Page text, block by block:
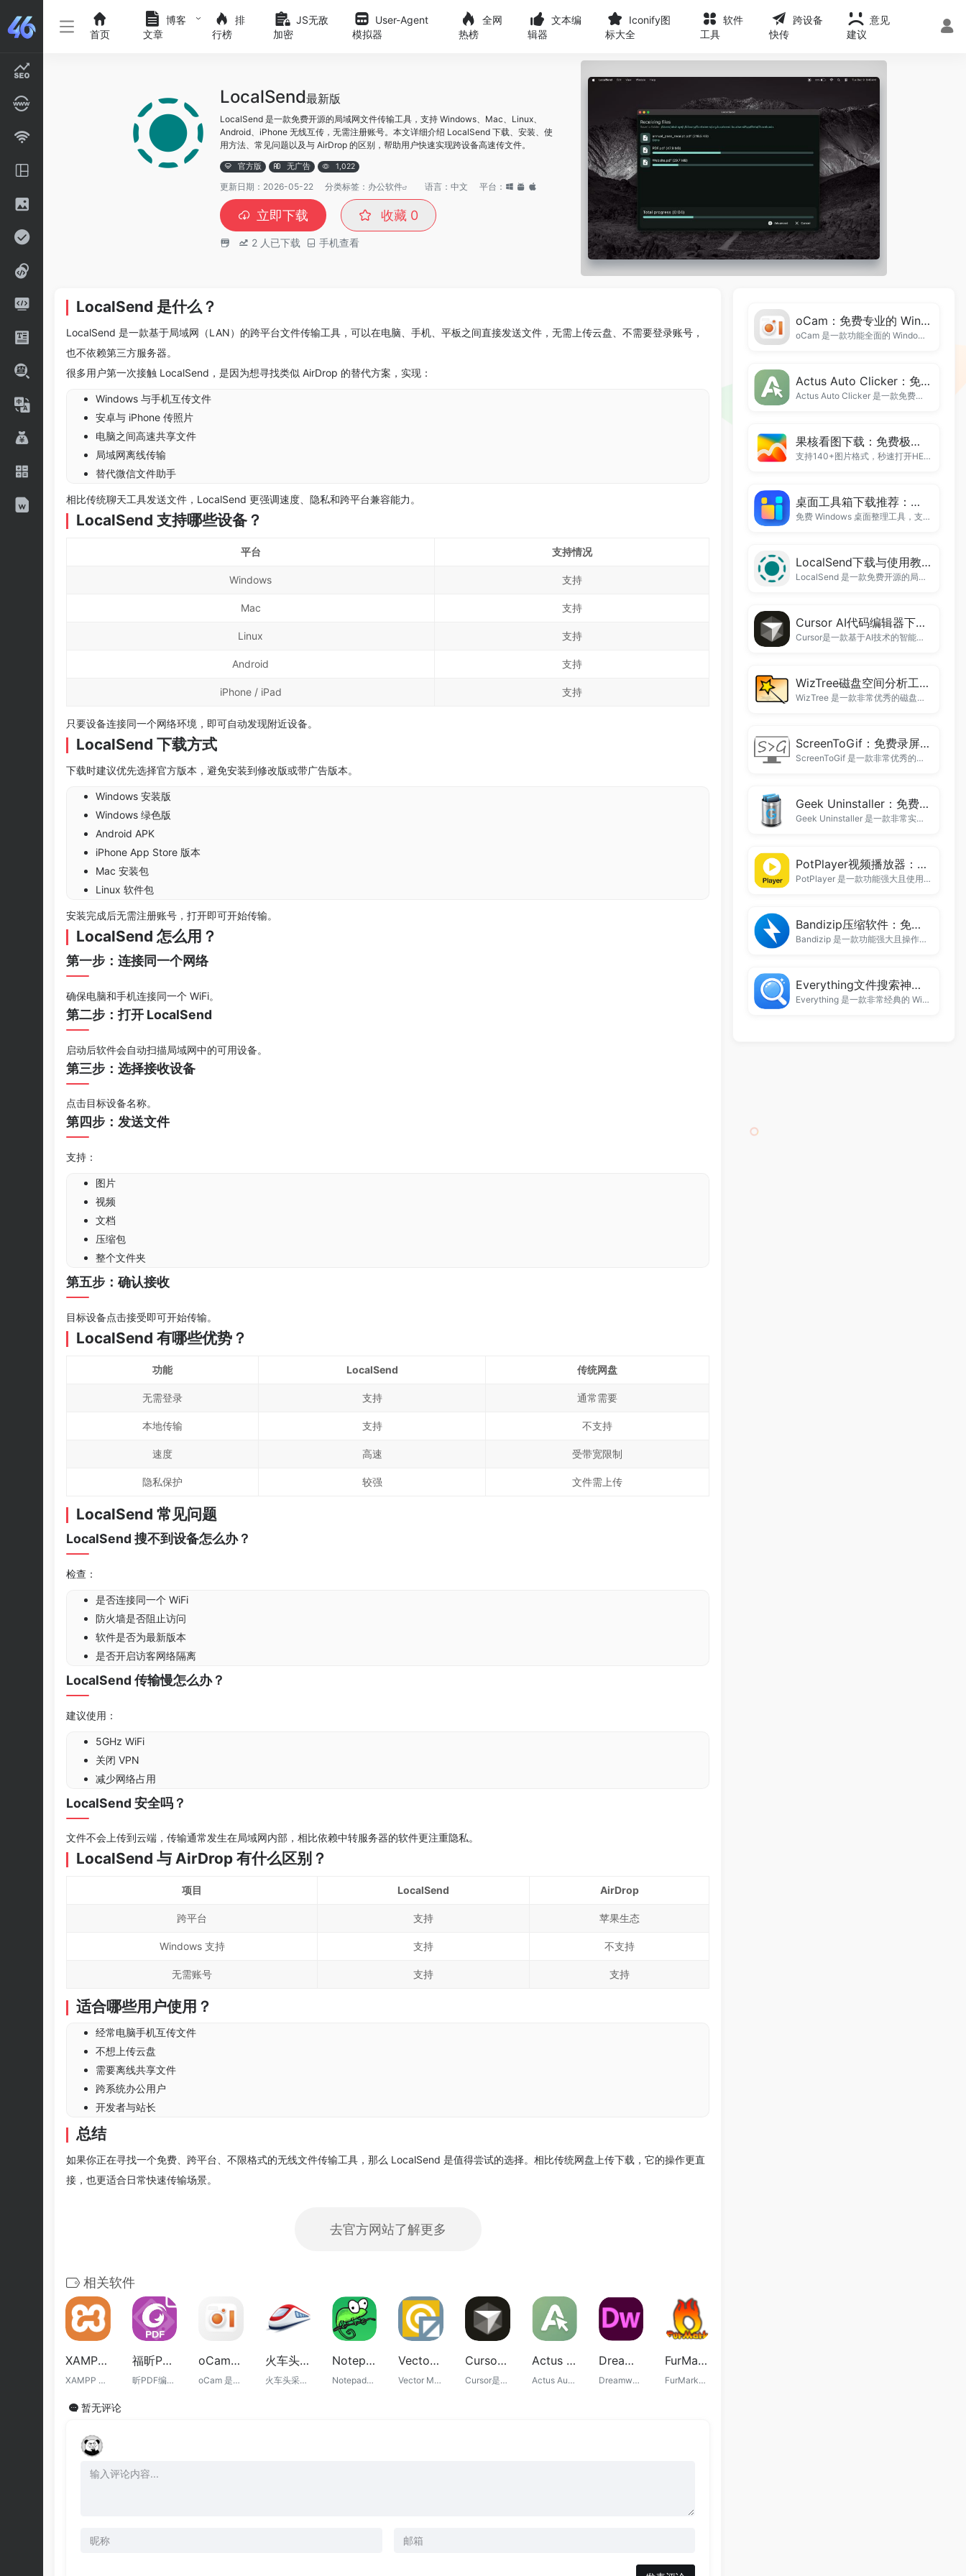
首页
博客
文章
排
行榜
JS无敌
加密
User-Agent
模拟器
全网
热榜
文本编
辑器
Iconify图
标大全
软件
工具
跨设备
快传
意见
建议
LocalSend最新版
LocalSend 是一款免费开源的局域网文件传输工具，支持 Windows、Mac、Linux、
Android、iPhone 无线互传，无需注册账号。本文详细介绍 LocalSend 下载、安装、使
用方法、常见问题以及与 AirDrop 的区别，帮助用户快速实现跨设备高速传文件。
官方版 无广告 1,022
更新日期：2026-05-22 分类标签： 办公软件 语言：中文 平台：
立即下载 收藏 0
2 人已下载 手机查看
LocalSend 是什么？
LocalSend 是一款基于局域网（LAN）的跨平台文件传输工具，可以在电脑、手机、平板之间直接发送文件，无需上传云盘、不需要登录账号，
也不依赖第三方服务器。
很多用户第一次接触 LocalSend，是因为想寻找类似 AirDrop 的替代方案，实现：
Windows 与手机互传文件
安卓与 iPhone 传照片
电脑之间高速共享文件
局域网离线传输
替代微信文件助手
相比传统聊天工具发送文件，LocalSend 更强调速度、隐私和跨平台兼容能力。
LocalSend 支持哪些设备？
平台 支持情况
Windows 支持
Mac 支持
Linux 支持
Android 支持
iPhone / iPad 支持
只要设备连接同一个网络环境，即可自动发现附近设备。
LocalSend 下载方式
下载时建议优先选择官方版本，避免安装到修改版或带广告版本。
Windows 安装版
Windows 绿色版
Android APK
iPhone App Store 版本
Mac 安装包
Linux 软件包
安装完成后无需注册账号，打开即可开始传输。
LocalSend 怎么用？
第一步：连接同一个网络
确保电脑和手机连接同一个 WiFi。
第二步：打开 LocalSend
启动后软件会自动扫描局域网中的可用设备。
第三步：选择接收设备
点击目标设备名称。
第四步：发送文件
支持：
图片
视频
文档
压缩包
整个文件夹
第五步：确认接收
目标设备点击接受即可开始传输。
LocalSend 有哪些优势？
功能 LocalSend 传统网盘
无需登录 支持 通常需要
本地传输 支持 不支持
速度 高速 受带宽限制
隐私保护 较强 文件需上传
LocalSend 常见问题
LocalSend 搜不到设备怎么办？
检查：
是否连接同一个 WiFi
防火墙是否阻止访问
软件是否为最新版本
是否开启访客网络隔离
LocalSend 传输慢怎么办？
建议使用：
5GHz WiFi
关闭 VPN
减少网络占用
LocalSend 安全吗？
文件不会上传到云端，传输通常发生在局域网内部，相比依赖中转服务器的软件更注重隐私。
LocalSend 与 AirDrop 有什么区别？
项目 LocalSend AirDrop
跨平台 支持 苹果生态
Windows 支持 支持 不支持
无需账号 支持 支持
适合哪些用户使用？
经常电脑手机互传文件
不想上传云盘
需要离线共享文件
跨系统办公用户
开发者与站长
总结
如果你正在寻找一个免费、跨平台、不限格式的无线文件传输工具，那么 LocalSend 是值得尝试的选择。相比传统网盘上传下载，它的操作更直
接，也更适合日常快速传输场景。
去官方网站了解更多
相关软件
XAMPP本地环境搭建工具-PHP+MySQL+Apache一键安装集成包
XAMPP 是最受欢迎的本地 PHP 开发环境，集成 Apache、MariaDB、PHP、Perl，适用于 Windows、Linux 和 macOS，一键安装即可启动完整本地服务器。
福昕PDF编辑器专业版2025-激活中文版, 更强AI与批量处理支持
昕PDF编辑器专业版2025中文激活版重磅发布，新增AI助手、批量替换文本、OFD互转等功能，全面提升办公效率，适合中小企业与个人使用。
oCam：免费专业的 Windows 屏幕录制软件推荐，高清录屏、游戏录制与截图一站式解决方案
oCam 是一款功能全面的 Windows 屏幕录制软件，支持高清录屏、游戏录制、音频同步录制、屏幕截图及多种视频格式导出。本文详细介绍 oCam 的核心功能、使用场景、软件优势和实际体验，帮助你快速了解并选择这款高效、稳定且易于上手的免费录屏工具。
火车头采集器v7.6企业版永久破解版
火车头采集器是一款功能强大的网页数据采集工具，被广泛应用于电商、新闻、SEO优化等领域。它能够自动抓取网页数据，并按照用户的需求进行整理、导出或发布。
Notepad++下载与使用教程 轻量级代码编辑器与文本工具
Notepad++是一款经典文本编辑器软件，广泛用于代码编写、配置文件修改、日志查看及文本处理。凭借启动速度快、插件丰富和占用资源低，长期受到开发者和站长用户欢迎。
Vector Magic：将位图转化为矢量艺术的魔法棒
Vector Magic是一款强大且易于使用的工具，能够将位图图像（如JPEG、PNG、GIF等）精确地转换为高质量的矢量图形（如SVG、EPS、AI、DXF、PDF）。无论是设计师、插画师还是任何需要可缩放矢量图形的用户，Vector Magic都能提供高效且专业的解决方案，其全自动矢量化功能和精细的手动调整选项相结合，让位图到矢量的转换过程如同施展魔法般流畅而精准。
Cursor AI代码编辑器下载,智能编程工具安装教程与使用指南
Cursor是一款基于AI技术的智能代码编辑器，支持自动补全、代码生成与智能优化。本教程提供Cursor软件下载地址、安装方法及使用指南，帮助开发者快速上手AI编程工具，提高开发效率。
Actus Auto Clicker：免费专业的鼠标连点器推荐，支持自动点击、录制回放与智能查找点击
Actus Auto Clicker 是一款免费、轻量且功能强大的鼠标连点器，支持自动点击、录制回放、智能查找点击、自定义热键等功能。本文将详细介绍软件特色、适用场景、使用优势及实际体验，帮助你快速了解并选择这款高效的自动点击工具。
Dreamweaver CS6下载与使用教程 经典网页设计与网站开发工具
Dreamweaver CS6是经典网页制作软件之一，长期用于网页设计、网站开发及前端页面编辑。通过可视化布局与代码编辑结合，提高网页开发效率，适合学习HTML和网站搭建用户。
FurMark显卡压力测试工具2025最新绿色汉化版,支持RTX5090/RX9070
FurMark是一款专业的GPU压力测试工具，支持最新的RTX5090与RX9070显卡，具备稳定性测试、实时监控、自定义参数等功能，适用于游戏玩家与硬件发烧友，提供绿色免安装汉化版本。
暂无评论
oCam：免费专业的 Windows 屏幕录制软件推荐，高清录屏、游戏录制与截图一站式解决方案
oCam 是一款功能全面的 Windows 屏幕录制软件，支持高清录屏、游戏录制、音频同步录制、屏幕截图及多种视频格式导出。本文详细介绍 oCam 的核心功能、使用场景、软件优势和实际体验，帮助你快速了解并选择这款高效、稳定且易于上手的免费录屏工具。
Actus Auto Clicker：免费专业的鼠标连点器推荐，支持自动点击、录制回放与智能查找点击
Actus Auto Clicker 是一款免费、轻量且功能强大的鼠标连点器，支持自动点击、录制回放、智能查找点击、自定义热键等功能。本文将详细介绍软件特色、适用场景、使用优势及实际体验，帮助你快速了解并选择这款高效的自动点击工具。
果核看图下载：免费极速图片查看器，支持 HEIC、RAW、PSD、AVIF 等 140+ 图片格式
支持140+图片格式，秒速打开HEIC、RAW、PSD等文件，轻巧无广告的Windows看图神器。
桌面工具箱下载推荐：免费 Windows 桌面整理神器，让电脑桌面更整洁高效
免费 Windows 桌面整理工具，支持图标分类、多标签收纳和快速搜索，让桌面更整洁高效。
LocalSend下载与使用教程：电脑手机局域网无线传文件工具详解
LocalSend 是一款免费开源的局域网文件传输工具，支持 Windows、Mac、Linux、Android、iPhone 无线互传，无需注册账号。本文详细介绍 LocalSend 下载、安装、使用方法、常见问题以及与 AirDrop 的区别，帮助用户快速实现跨设备高速传文件。
Cursor AI代码编辑器下载,智能编程工具安装教程与使用指南
Cursor是一款基于AI技术的智能代码编辑器，支持自动补全、代码生成与智能优化。本教程提供Cursor软件下载地址、安装方法及使用指南，帮助开发者快速上手AI编程工具，提高开发效率。
WizTree磁盘空间分析工具：快速找出电脑大文件神器
WizTree 是一款非常优秀的磁盘空间分析软件，它可以帮助用户快速了解硬盘的空间使用情况，并找出占用空间最大的文件。无论是清理系统盘、查找大文件还是进行系统维护，WizTree 都能够提供非常高效的解决方案。
ScreenToGif：免费录屏GIF制作工具推荐
ScreenToGif 是一款非常优秀的屏幕录制工具，它能够轻松将屏幕操作转换为 GIF 动图，并提供丰富的编辑功能。无论是制作软件教程、产品演示还是技术文档，ScreenToGif 都可以提供非常高效的解决方案。
Geek Uninstaller：免费强力软件卸载工具推荐
Geek Uninstaller 是一款非常实用的软件卸载工具，它不仅能够快速卸载程序，还可以自动扫描并清理系统残留。相比 Windows 自带卸载工具，Geek Uninstaller 在功能和效率方面都具有明显优势。
PotPlayer视频播放器：Windows最好用的高清播放器
PotPlayer 是一款功能强大且使用体验优秀的视频播放器。无论是普通用户还是影音爱好者，都可以通过 PotPlayer 获得更好的视频播放体验。凭借出色的性能、丰富的播放设置和强大的字幕支持，PotPlayer 已经成为许多 Windows 用户常用的多媒体播放器之一。
Bandizip压缩软件：免费高速解压缩工具推荐
Bandizip 是一款功能强大且操作简单的压缩软件，无论是日常文件管理、软件下载解压还是项目打包，都能够提供稳定可靠的体验。凭借高速、轻量和良好的兼容性，Bandizip 已经成为许多 Windows 用户常用的压缩工具之一。
Everything文件搜索神器：Windows最快的本地文件搜索工具
Everything 是一款非常经典的 Windows 文件搜索工具，以其极快的搜索速度、极低的系统占用和简洁的界面设计赢得了大量用户的喜爱。无论是普通用户、开发者还是运维人员，都可以通过 Everything 快速找到电脑中的文件。